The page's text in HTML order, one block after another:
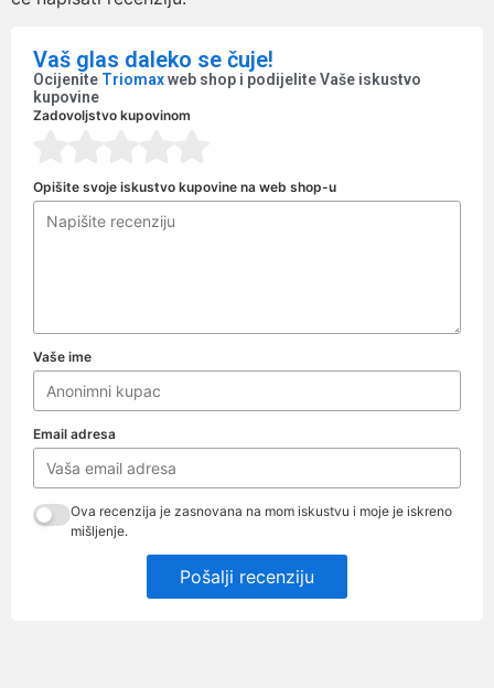
Vaš glas daleko se čuje!
Ocijenite Triomaxweb shop i podijelite Vaše iskustvo
kupovine
Zadovoljstvo kupovinom
Opišite svoje iskustvo kupovine na web shop-u
Vaše ime
Email adresa
Ova recenzija je zasnovana na mom iskustvu i moje je iskreno
mišljenje.
Pošalji recenziju